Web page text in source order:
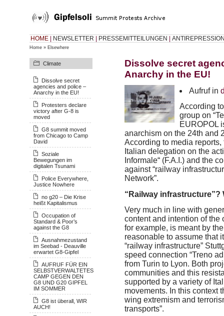
HOME NEWSLETTER PRESSEMITTEILUNGEN
Home » Elsewhere
Climate
Dissolve secret
agencies and police –
Anarchy in the EU!
Protesters declare
victory after G-8 is
moved
G8 summit moved
from Chicago to Camp
David
Soziale
Bewegungen im
digitalen Tsunami
Police Everywhere,
Justice Nowhere
no g20 – Die Krise
heißt Ka­pi­ta­lis­mus
Occupation of
Standard & Poor’s
against the G8
Ausnahmezustand
im Seebad - Deauville
erwartet G8-Gipfel
AUFRUF FÜR EIN
SELBSTVERWALTETES
CAMP GEGEN DEN
G8 UND G20 GIPFEL
IM SOMMER
G8 ist überall, WIR
AUCH!
Dissolve secret
Anarchy in the EU!
Aufruf in
According
group on
EUROPOL
anarchism on the 24th and
According to media
Italian delegation on the
Informale“ (F.A.I.) and the
against “railway
Network”.
“Railway infrastructure”?
Very much in line with
content and intention of the
for example, is meant by
reasonable to assume that
“railway infrastructure”
speed connection “Treno
from Turin to Lyon. Both
communities and this
supported by a variety of
movements. In this context
wing extremism and
transports”.